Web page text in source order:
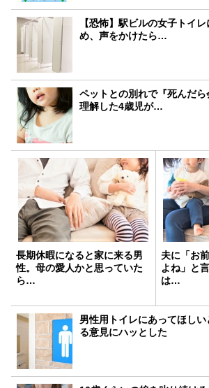
【恐怖】駅ビルの女子トイ
め、声をかけたら…
ペットとの別れで『死んだ
理解した4歳児が…
長期休暇になると家に来る男
性。母の愛人かと思っていた
ら…
夫に「お
よね」と
は…
男性用トイレにあってほし
る意見にハッとした